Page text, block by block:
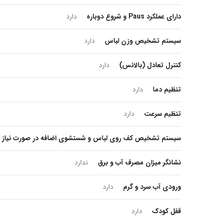
دارای عملکرد Paus و شروع دوباره دارد
سیستم تشخیص وزن لباس دارد
کنترل تعادل (بالانس) دارد
تنظیم دما دارد
تنظیم سرعت دارد
سیستم تشخیص کف روی لباس و شستشوی اضافه در صورت نیاز
نشانگر میزان مصرف آب و برق ندارد
ورودی آب سرد و گرم دارد
قفل کودک دارد
...